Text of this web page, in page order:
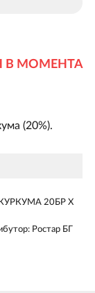
В МОМЕНТА
(20%).
20БР Х
Ростар БГ